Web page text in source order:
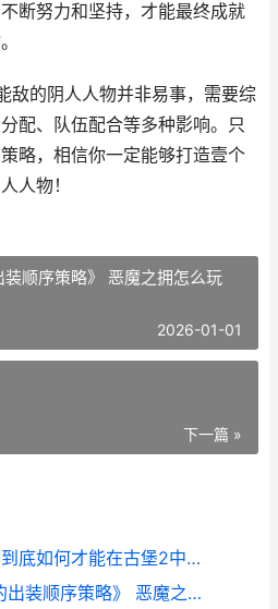
断努力和坚持，才能最终成就
敌的阴人人物并非易事，需要综
配、队伍配合等多种影响。只
略，相信你一定能够打造壹个
人物！
装顺序策略》 恶魔之拥怎么玩
2026-01-01
下一篇 »
古堡2阴人出装策略（到底如何才能在古堡2中打造壹个强大的阴人人物 地下城堡2古灵精怪贤者怎么打
《以恶魔之拥为主题的出装顺序策略》 恶魔之拥怎么玩